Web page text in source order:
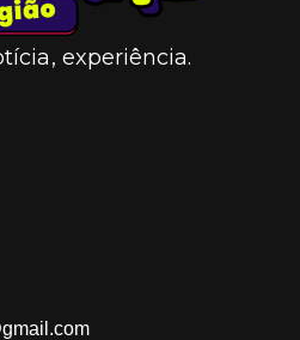
experiência.